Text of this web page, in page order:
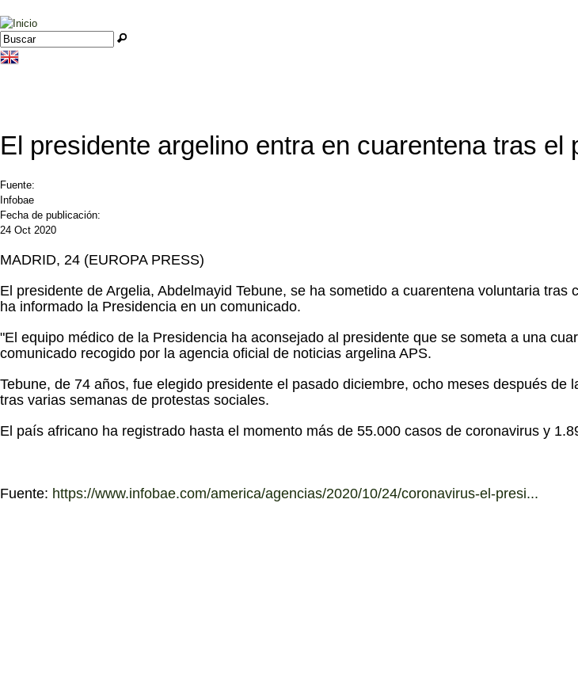
Jump to navigation
Formulario de búsqueda
Buscar
El presidente argelino entra en cuarentena tras
Fuente:
Infobae
Fecha de publicación:
24 Oct 2020
MADRID, 24 (EUROPA PRESS)
El presidente de Argelia, Abdelmayid Tebune, se ha sometido a cuarentena voluntaria
ha informado la Presidencia en un comunicado.
"El equipo médico de la Presidencia ha aconsejado al presidente que se someta a una
comunicado recogido por la agencia oficial de noticias argelina APS.
Tebune, de 74 años, fue elegido presidente el pasado diciembre, ocho meses después
tras varias semanas de protestas sociales.
El país africano ha registrado hasta el momento más de 55.000 casos de coronavirus y
Fuente: https://www.infobae.com/america/agencias/2020/10/24/coronavirus-el-presi...